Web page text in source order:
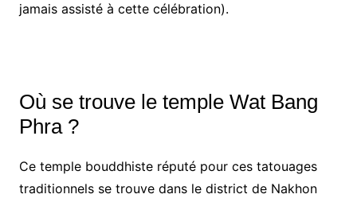
jamais assisté à cette célébration).
Où se trouve le temple Wat Bang
Phra ?
Ce temple bouddhiste réputé pour ces tatouages
traditionnels se trouve dans le district de Nakhon